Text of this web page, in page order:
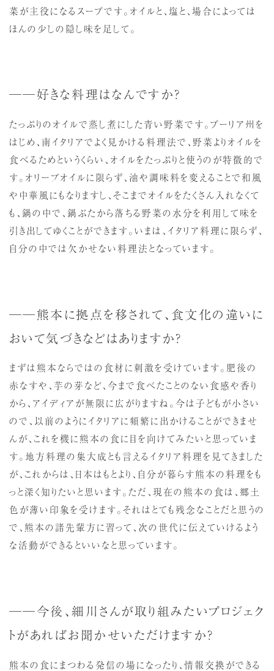
菜が主役になるスープです。オイルと、塩と、場合によっては
ほんの少しの隠し味を足して。
──好きな料理はなんですか？
たっぷりのオイルで蒸し煮にした青い野菜です。プーリア州を
はじめ、南イタリアでよく見かける料理法で、野菜よりオイルを
食べるためというくらい、オイルをたっぷりと使うのが特徴的で
す。オリーブオイルに限らず、油や調味料を変えることで和風
や中華風にもなりますし、そこまでオイルをたくさん入れなくて
も、鍋の中で、鍋ぶたから落ちる野菜の水分を利用して味を
引き出してゆくことができます。いまは、イタリア料理に限らず、
自分の中では欠かせない料理法となっています。
──熊本に拠点を移されて、食文化の違いに
おいて気づきなどはありますか？
まずは熊本ならではの食材に刺激を受けています。肥後の
赤なすや、芋の芽など、今まで食べたことのない食感や香り
から、アイディアが無限に広がりますね。今は子どもが小さい
ので、以前のようにイタリアに頻繁に出かけることができませ
んが、これを機に熊本の食に目を向けてみたいと思っていま
す。地方料理の集大成とも言えるイタリア料理を見てきました
が、これからは、日本はもとより、自分が暮らす熊本の料理をも
っと深く知りたいと思います。ただ、現在の熊本の食は、郷土
色が薄い印象を受けます。それはとても残念なことだと思うの
で、熊本の諸先輩方に習って、次の世代に伝えていけるよう
な活動ができるといいなと思っています。
──今後、細川さんが取り組みたいプロジェク
トがあればお聞かせいただけますか？
熊本の食にまつわる発信の場になったり、情報交換ができる